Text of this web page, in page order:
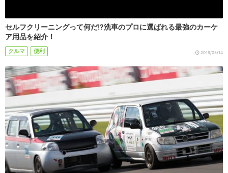
セルフクリーニングって何だ!?洗車のプロに選ばれる最強のカーケ
ア用品を紹介！
クルマ 便利 2019/05/14